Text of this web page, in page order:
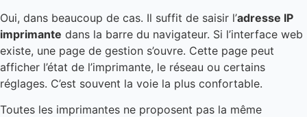
Oui, dans beaucoup de cas. Il suffit de saisir l’adresse IP
imprimante dans la barre du navigateur. Si l’interface web
existe, une page de gestion s’ouvre. Cette page peut
afficher l’état de l’imprimante, le réseau ou certains
réglages. C’est souvent la voie la plus confortable.
Toutes les imprimantes ne proposent pas la même